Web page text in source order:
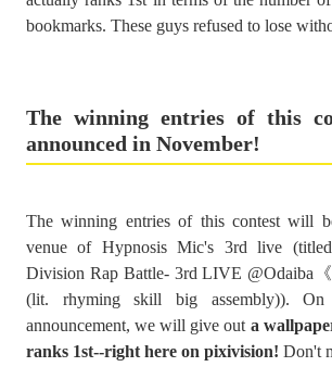
bookmarks. These guys refused to lose
The winning entries of this
announced in November!
The winning entries of this contest will
venue of Hypnosis Mic's 3rd live
Division Rap Battle- 3rd LIVE @Odaiba
(lit. rhyming skill big assembly)).
announcement, we will give out a
ranks 1st--right here on pixivision! Don't